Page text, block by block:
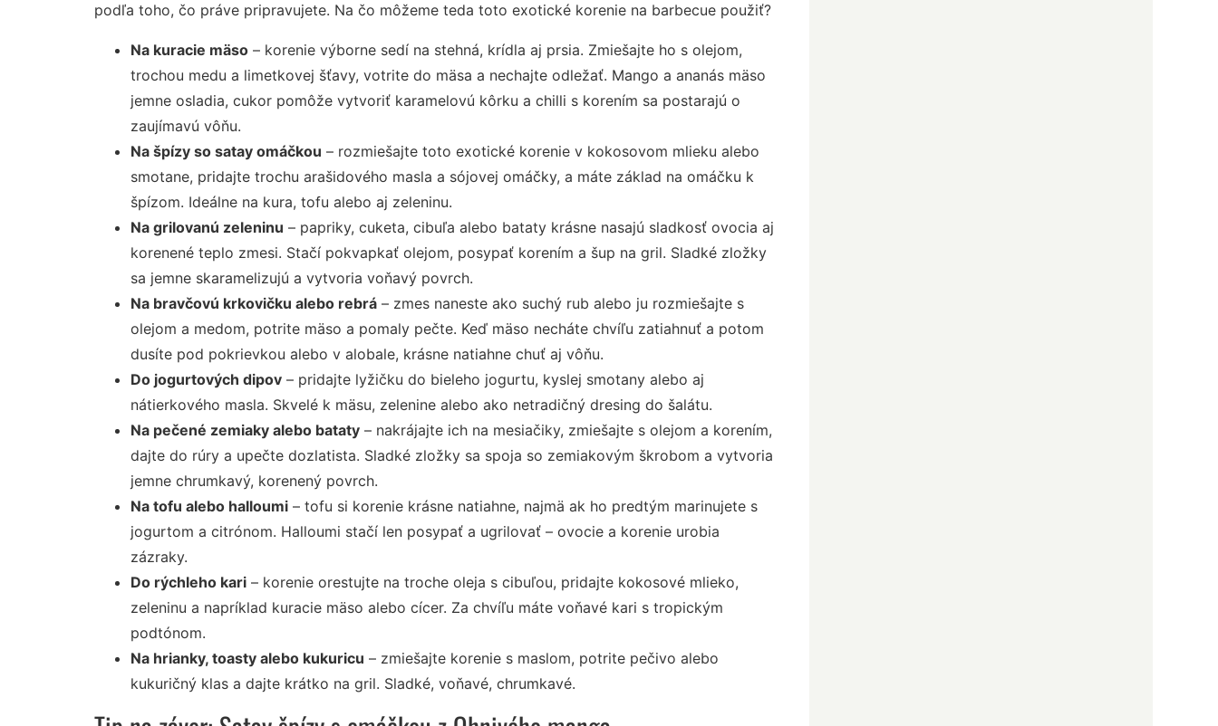
podľa toho, čo práve pripravujete. Na čo môžeme teda toto exotické korenie na barbecue použiť?
Na kuracie mäso – korenie výborne sedí na stehná, krídla aj prsia. Zmiešajte ho s olejom,
trochou medu a limetkovej šťavy, votrite do mäsa a nechajte odležať. Mango a ananás mäso
jemne osladia, cukor pomôže vytvoriť karamelovú kôrku a chilli s korením sa postarajú o
zaujímavú vôňu.
Na špízy so satay omáčkou – rozmiešajte toto exotické korenie v kokosovom mlieku alebo
smotane, pridajte trochu arašidového masla a sójovej omáčky, a máte základ na omáčku k
špízom. Ideálne na kura, tofu alebo aj zeleninu.
Na grilovanú zeleninu – papriky, cuketa, cibuľa alebo bataty krásne nasajú sladkosť ovocia aj
korenené teplo zmesi. Stačí pokvapkať olejom, posypať korením a šup na gril. Sladké zložky
sa jemne skaramelizujú a vytvoria voňavý povrch.
Na bravčovú krkovičku alebo rebrá – zmes naneste ako suchý rub alebo ju rozmiešajte s
olejom a medom, potrite mäso a pomaly pečte. Keď mäso necháte chvíľu zatiahnuť a potom
dusíte pod pokrievkou alebo v alobale, krásne natiahne chuť aj vôňu.
Do jogurtových dipov – pridajte lyžičku do bieleho jogurtu, kyslej smotany alebo aj
nátierkového masla. Skvelé k mäsu, zelenine alebo ako netradičný dresing do šalátu.
Na pečené zemiaky alebo bataty – nakrájajte ich na mesiačiky, zmiešajte s olejom a korením,
dajte do rúry a upečte dozlatista. Sladké zložky sa spoja so zemiakovým škrobom a vytvoria
jemne chrumkavý, korenený povrch.
Na tofu alebo halloumi – tofu si korenie krásne natiahne, najmä ak ho predtým marinujete s
jogurtom a citrónom. Halloumi stačí len posypať a ugrilovať – ovocie a korenie urobia
zázraky.
Do rýchleho kari – korenie orestujte na troche oleja s cibuľou, pridajte kokosové mlieko,
zeleninu a napríklad kuracie mäso alebo cícer. Za chvíľu máte voňavé kari s tropickým
podtónom.
Na hrianky, toasty alebo kukuricu – zmiešajte korenie s maslom, potrite pečivo alebo
kukuričný klas a dajte krátko na gril. Sladké, voňavé, chrumkavé.